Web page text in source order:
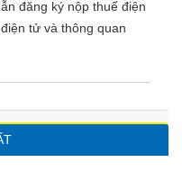
đăng ký nộp thuế điện
tử và thông quan